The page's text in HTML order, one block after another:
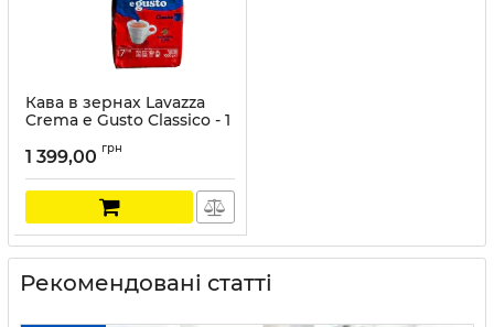
Кава в зернах Lavazza
Crema e Gusto Classico - 1
Артикул: LAV013
1 399,00 грн
Рекомендовані статті